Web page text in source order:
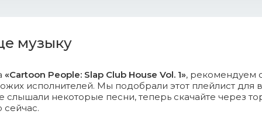
feat. Elderbrook - Cola Cola (DJ Jan Steen Remix).mp3
feat. Elderbrook - Coca Cola (Golden Love & Igor
музыку
«Cartoon People: Slap Club House Vol. 1», рекомендуем
исполнителей. Мы подобрали этот плейлист для
некоторые песни, теперь скачайте через
сейчас.